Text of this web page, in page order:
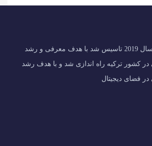
سایت ایران ترکبه در سال 2019 تاسیس شد با هدف معرفی و رشد
کشور ترکیه راه اندازی شد و با هدف رشد
فضای دیجیتال